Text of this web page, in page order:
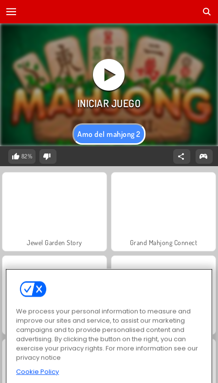
Amo del mahjong 2
82%
Jewel Garden Story Grand Mahjong Connect
Juice Merge Scala 40
We process your personal information to measure and
improve our sites and service, to assist our marketing
campaigns and to provide personalised content and
advertising. By clicking the button on the right, you can
exercise your privacy rights. For more information see our
privacy notice
Cookie Policy